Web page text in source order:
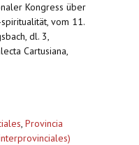
Kongress über
vom 11.
dl. 3,
Cartusiana,
, Provincia